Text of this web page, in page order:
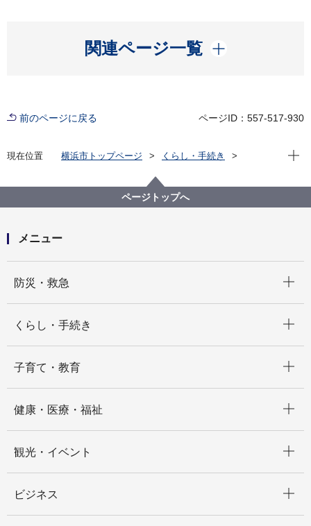
関連ページ一覧
開く
前のページに戻る ページID：557-517-930
現在位置 横浜市トップページ
くらし・手続き
都筑図書館のイベント
現在
ページトップへ
メニュー
防災・救急
くらし・手続き
子育て・教育
健康・医療・福祉
観光・イベント
ビジネス